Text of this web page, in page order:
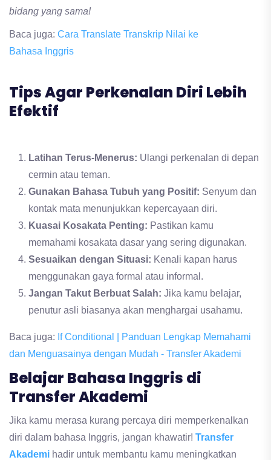
bidang yang sama!
Baca juga: Cara Translate Transkrip Nilai ke
Bahasa Inggris
Tips Agar Perkenalan Diri Lebih
Efektif
Latihan Terus-Menerus: Ulangi perkenalan di depan
cermin atau teman.
Gunakan Bahasa Tubuh yang Positif: Senyum dan
kontak mata menunjukkan kepercayaan diri.
Kuasai Kosakata Penting: Pastikan kamu
memahami kosakata dasar yang sering digunakan.
Sesuaikan dengan Situasi: Kenali kapan harus
menggunakan gaya formal atau informal.
Jangan Takut Berbuat Salah: Jika kamu belajar,
penutur asli biasanya akan menghargai usahamu.
Baca juga: If Conditional | Panduan Lengkap Memahami
dan Menguasainya dengan Mudah - Transfer Akademi
Belajar Bahasa Inggris di
Transfer Akademi
Jika kamu merasa kurang percaya diri memperkenalkan
diri dalam bahasa Inggris, jangan khawatir! Transfer
Akademi hadir untuk membantu kamu meningkatkan